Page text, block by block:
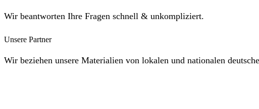
Wir beantworten Ihre Fragen schnell & unkompliziert.
Unsere Partner
Wir beziehen unsere Materialien von lokalen und nationalen